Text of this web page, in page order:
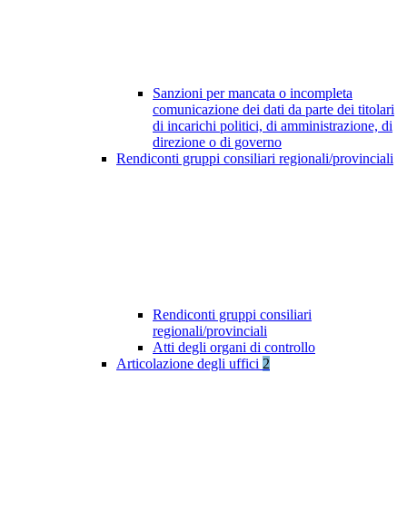
Sanzioni per mancata o incompleta
comunicazione dei dati da parte dei titolari
di incarichi politici, di amministrazione, di
direzione o di governo
Rendiconti gruppi consiliari regionali/provinciali
Rendiconti gruppi consiliari
regionali/provinciali
Atti degli organi di controllo
Articolazione degli uffici 2